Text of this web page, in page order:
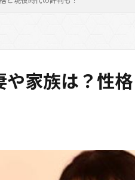
や家族は？性